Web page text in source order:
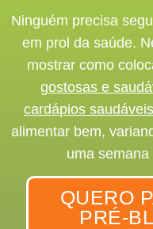
Ninguém precisa
em prol da saúde.
mostrar como
gostosas e
cardápios
alimentar bem,
uma
QUERO
PRÉ-